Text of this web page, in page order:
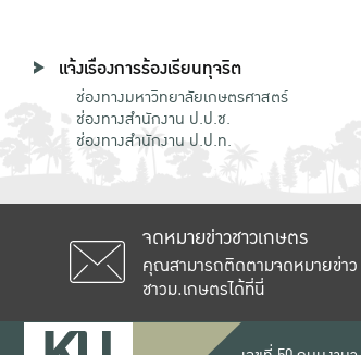
แจ้งเรื่องการร้องเรียนทุจริต
ช่องทางมหาวิทยาลัยเกษตรศาสตร์
ช่องทางสำนักงาน ป.ป.ช.
ช่องทางสำนักงาน ป.ป.ท.
จดหมายข่าวชาวเกษตร
คุณสามารถติดตามจดหมายข่าว
ชาวม.เกษตรได้ที่นี่